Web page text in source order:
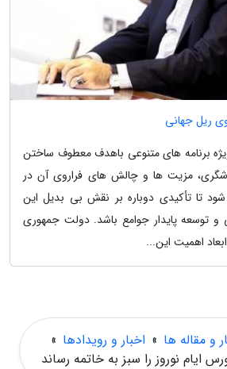
ریل جهانی
برنامه های متنوعی باهدف معطوف ساختن
مزیت ها و چالش های فراروی آن در
تا تأکیدی دوباره بر نقش بی بدیل این
توسعه پایدار جوامع باشد. دولت جمهوری
اهمیت این...
و مقاله ها » اخبار و رویدادها »
ایام نوروز را سبز به خاتمه رساند